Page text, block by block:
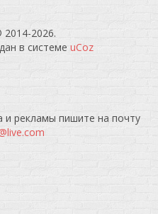
2014-2026.
в системе uCoz
и рекламы пишите на почту